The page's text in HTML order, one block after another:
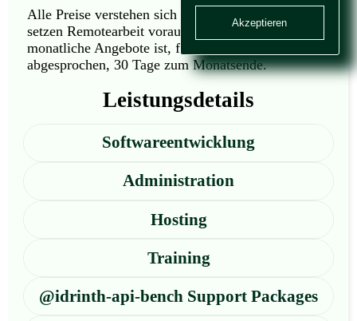
Alle Preise verstehen sich inklusive Steuern und
setzen Remotearbeit voraus. Kündigungsfrist für
monatliche Angebote ist, falls nicht anders
abgesprochen, 30 Tage zum Monatsende.
Leistungsdetails
Softwareentwicklung
Administration
Hosting
Training
@idrinth-api-bench Support Packages
Akzeptieren